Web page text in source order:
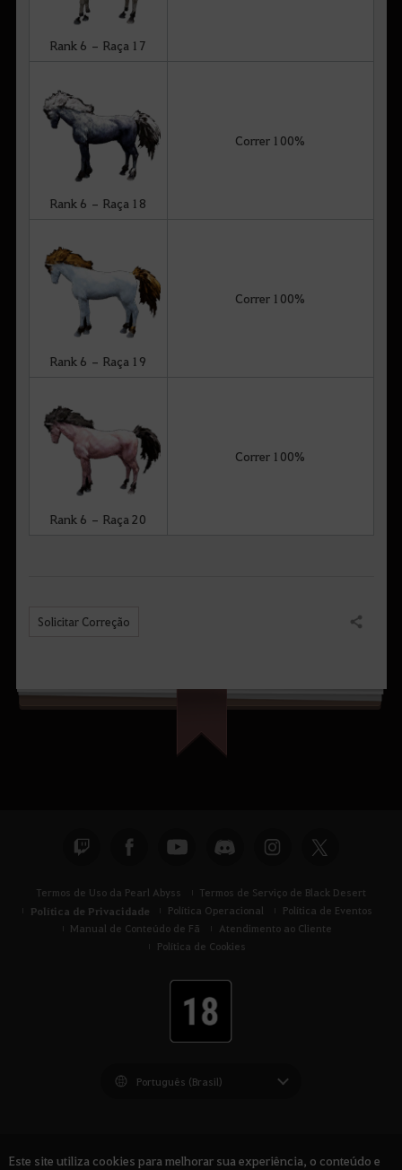
Rank 6 – Raça 17
Rank 6 – Raça 18
Correr 100%
Rank 6 – Raça 19
Correr 100%
Rank 6 – Raça 20
Correr 100%
Solicitar Correção Compartilhar
Termos de Uso da Pearl Abyss Termos de Serviço de Black Desert
Política de Privacidade Política Operacional
Política de Eventos
Manual de Conteúdo de Fã
Atendimento ao Cliente
Política de Cookies
Black Desert -
Este site utiliza cookies para melhorar sua experiência, o conteúdo e